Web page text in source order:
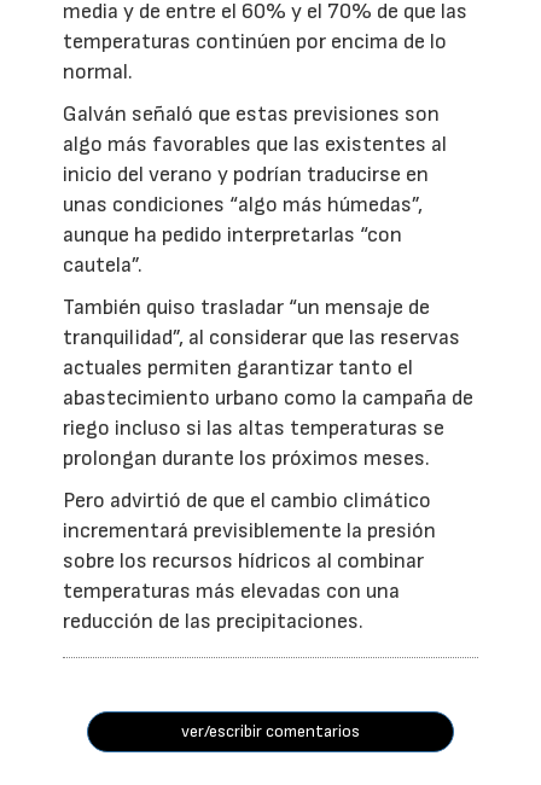
media y de entre el 60% y el 70% de que las
temperaturas continúen por encima de lo
normal.
Galván señaló que estas previsiones son
algo más favorables que las existentes al
inicio del verano y podrían traducirse en
unas condiciones “algo más húmedas”,
aunque ha pedido interpretarlas “con
cautela”.
También quiso trasladar “un mensaje de
tranquilidad”, al considerar que las reservas
actuales permiten garantizar tanto el
abastecimiento urbano como la campaña de
riego incluso si las altas temperaturas se
prolongan durante los próximos meses.
Pero advirtió de que el cambio climático
incrementará previsiblemente la presión
sobre los recursos hídricos al combinar
temperaturas más elevadas con una
reducción de las precipitaciones.
ver/escribir comentarios